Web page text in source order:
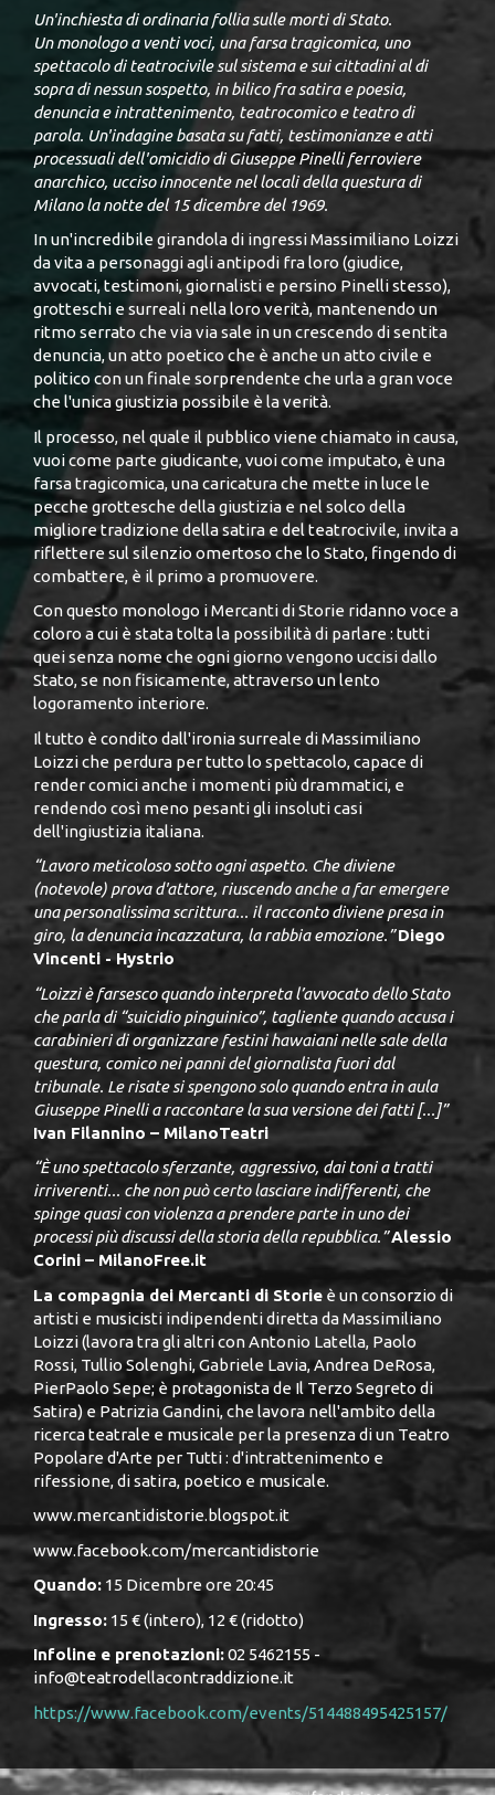
Un'inchiesta di ordinaria follia sulle morti di Stato.
Un monologo a venti voci, una farsa tragicomica, uno
spettacolo di teatrocivile sul sistema e sui cittadini al di
sopra di nessun sospetto, in bilico fra satira e poesia,
denuncia e intrattenimento, teatrocomico e teatro di
parola. Un'indagine basata su fatti, testimonianze e atti
processuali dell'omicidio di Giuseppe Pinelli ferroviere
anarchico, ucciso innocente nel locali della questura di
Milano la notte del 15 dicembre del 1969.
In un'incredibile girandola di ingressi Massimiliano Loizzi
da vita a personaggi agli antipodi fra loro (giudice,
avvocati, testimoni, giornalisti e persino Pinelli stesso),
grotteschi e surreali nella loro verità, mantenendo un
ritmo serrato che via via sale in un crescendo di sentita
denuncia, un atto poetico che è anche un atto civile e
politico con un finale sorprendente che urla a gran voce
che l'unica giustizia possibile è la verità.
Il processo, nel quale il pubblico viene chiamato in causa,
vuoi come parte giudicante, vuoi come imputato, è una
farsa tragicomica, una caricatura che mette in luce le
pecche grottesche della giustizia e nel solco della
migliore tradizione della satira e del teatrocivile, invita a
riflettere sul silenzio omertoso che lo Stato, fingendo di
combattere, è il primo a promuovere.
Con questo monologo i Mercanti di Storie ridanno voce a
coloro a cui è stata tolta la possibilità di parlare : tutti
quei senza nome che ogni giorno vengono uccisi dallo
Stato, se non fisicamente, attraverso un lento
logoramento interiore.
Il tutto è condito dall'ironia surreale di Massimiliano
Loizzi che perdura per tutto lo spettacolo, capace di
render comici anche i momenti più drammatici, e
rendendo così meno pesanti gli insoluti casi
dell'ingiustizia italiana.
“Lavoro meticoloso sotto ogni aspetto. Che diviene
(notevole) prova d'attore, riuscendo anche a far emergere
una personalissima scrittura... il racconto diviene presa in
giro, la denuncia incazzatura, la rabbia emozione.” Diego
Vincenti - Hystrio
“Loizzi è farsesco quando interpreta l’avvocato dello Stato
che parla di “suicidio pinguinico”, tagliente quando accusa i
carabinieri di organizzare festini hawaiani nelle sale della
questura, comico nei panni del giornalista fuori dal
tribunale. Le risate si spengono solo quando entra in aula
Giuseppe Pinelli a raccontare la sua versione dei fatti [...]”
Ivan Filannino – MilanoTeatri
“È uno spettacolo sferzante, aggressivo, dai toni a tratti
irriverenti... che non può certo lasciare indifferenti, che
spinge quasi con violenza a prendere parte in uno dei
processi più discussi della storia della repubblica.”Alessio
Corini – MilanoFree.it
La compagnia dei Mercanti di Storie è un consorzio di
artisti e musicisti indipendenti diretta da Massimiliano
Loizzi (lavora tra gli altri con Antonio Latella, Paolo
Rossi, Tullio Solenghi, Gabriele Lavia, Andrea DeRosa,
PierPaolo Sepe; è protagonista de Il Terzo Segreto di
Satira) e Patrizia Gandini, che lavora nell'ambito della
ricerca teatrale e musicale per la presenza di un Teatro
Popolare d'Arte per Tutti : d'intrattenimento e
rifessione, di satira, poetico e musicale.
www.mercantidistorie.blogspot.it
www.facebook.com/mercantidistorie
Quando: 15 Dicembre ore 20:45
Ingresso: 15 € (intero), 12 € (ridotto)
Infoline e prenotazioni:02 5462155 -
info@teatrodellacontraddizione.it
https://www.facebook.com/events/514488495425157/